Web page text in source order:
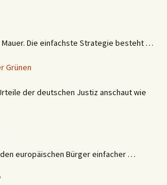
Mauer. Die einfachste Strategie besteht …
Grünen
der deutschen Justiz anschaut wie
europäischen Bürger einfacher …